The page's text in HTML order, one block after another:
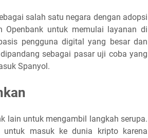
salah satu negara dengan adopsi
untuk memulai layanan di
pengguna digital yang besar dan
sebagai pasar uji coba yang
Spanyol.
lain untuk mengambil langkah serupa.
masuk ke dunia kripto karena